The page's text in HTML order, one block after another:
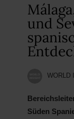
und
WORLD
Süden